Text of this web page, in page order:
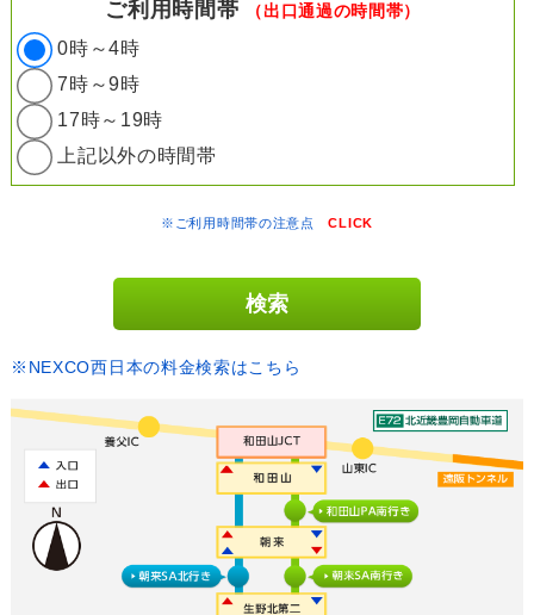
ご利用時間帯 （出口通過の時間帯）
0時～4時
7時～9時
17時～19時
上記以外の時間帯
※ご利用時間帯の注意点CLICK
※NEXCO西日本の料金検索はこちら